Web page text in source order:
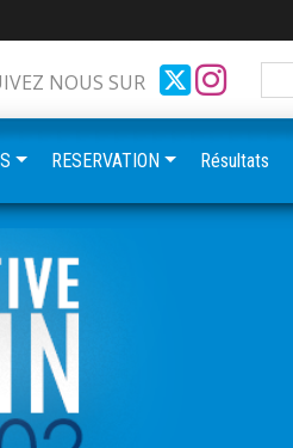
NOUS SUR
RESERVATION Résultats